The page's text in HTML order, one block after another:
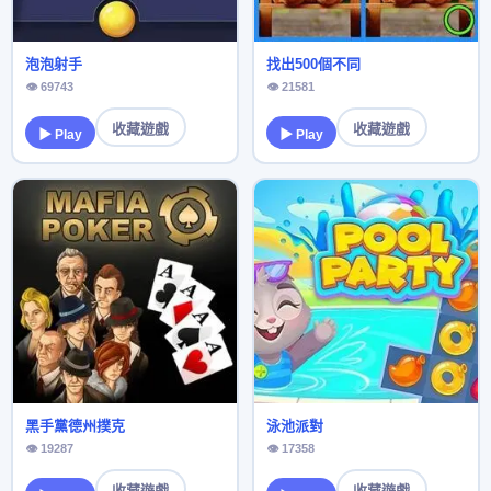
泡泡射手
👁 69743
▶ Play 收藏遊戲
找出500個不同
👁 21581
▶ Play 收藏遊戲
黑手黨德州撲克
👁 19287
泳池派對
👁 17358